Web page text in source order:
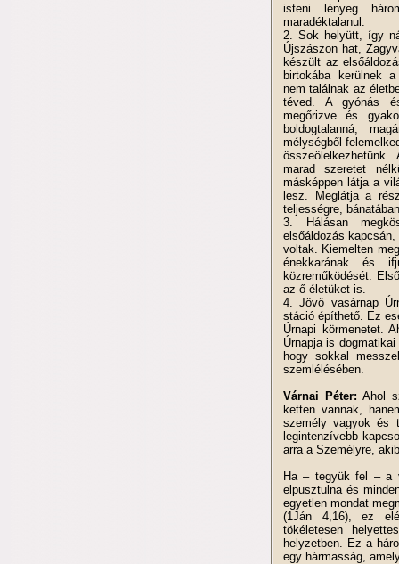
isteni lényeg
maradéktalanul.
2. Sok helyütt, így
Újszászon hat,
készült az
birtokába kerülnek
nem találnak az
téved. A gyónás
megőrizve és
boldogtalanná,
mélységből
marad szeretet
másképpen látja a
lesz. Meglátja a
teljességre,
3. Hálásan
elsőáldozás
voltak. Kiemelten
énekkarának és
közreműködését.
az ő életüket is.
4. Jövő vasárnap
stáció építhető. Ez
Úrnapi körmenetet.
Úrnapja is
hogy sokkal
szemlélésében.
Várnai Péter: Ahol
ketten vannak,
személy vagyok és
legintenzívebb
arra a Személyre,
Ha – tegyük fel – a
elpusztulna és
egyetlen mondat
(1Ján 4,16), ez
tökéletesen
helyzetben. Ez a
egy hármasság,